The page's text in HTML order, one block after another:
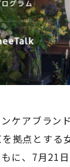
ケアブラン
拠点とする
に、7月21